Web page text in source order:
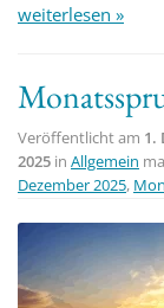
weiterlesen »
Veröffentlicht am 1.
2025 in Allgemein
Dezember 2025,